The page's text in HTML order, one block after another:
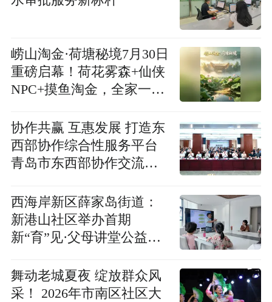
崂山淘金·荷塘秘境7月30日
重磅启幕！荷花雾森+仙侠
NPC+摸鱼淘金，全家一站
协作共赢 互惠发展 打造东
西部协作综合性服务平台
青岛市东西部协作交流促
西海岸新区薛家岛街道：
新港山社区举办首期
新“育”见·父母讲堂公益活
舞动老城夏夜 绽放群众风
采！ 2026年市南区社区大